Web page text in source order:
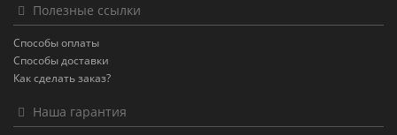
Полезные ссылки
Способы оплаты
Способы доставки
Как сделать заказ?
Наша гарантия